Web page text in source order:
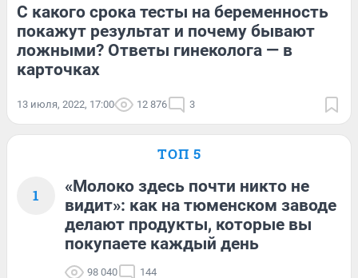
С какого срока тесты на беременность
покажут результат и почему бывают
ложными? Ответы гинеколога — в
карточках
13 июля, 2022, 17:00 12 876 3
ТОП 5
1
«Молоко здесь почти никто не
видит»: как на тюменском заводе
делают продукты, которые вы
покупаете каждый день
98 040 144